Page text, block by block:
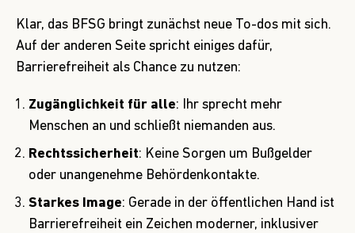
Klar, das BFSG bringt zunächst neue To-dos mit sich.
Auf der anderen Seite spricht einiges dafür,
Barrierefreiheit als Chance zu nutzen:
Zugänglichkeit für alle: Ihr sprecht mehr
Menschen an und schließt niemanden aus.
Rechtssicherheit: Keine Sorgen um Bußgelder
oder unangenehme Behördenkontakte.
Starkes Image: Gerade in der öffentlichen Hand ist
Barrierefreiheit ein Zeichen moderner, inklusiver